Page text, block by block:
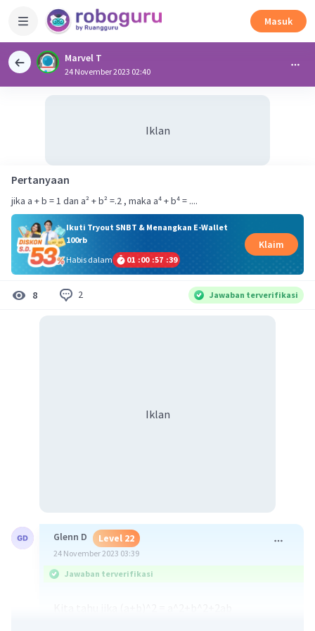
Masuk
Marvel T
24 November 2023 02:40
Iklan
Pertanyaan
jika a + b = 1 dan a² + b² =.2 , maka a⁴ + b⁴ = ....
Ikuti Tryout SNBT & Menangkan E-Wallet
100rb
Habis dalam
01 :00 :57 :39
Klaim
8 2 Jawaban terverifikasi
Iklan
Glenn D Level 22
24 November 2023 03:39
Jawaban terverifikasi